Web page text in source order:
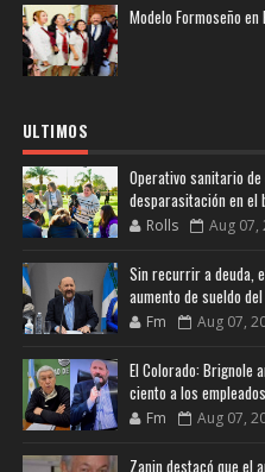
Modelo Formoseño en
ULTIMOS
Operativo sanitario
desparasitación en el
Rolls Aug 07,
Sin recurrir a deuda,
aumento de sueldo
Fm Aug 07,
El Colorado: Brignole
ciento a los
Fm Aug 07,
Zanin destacó que el